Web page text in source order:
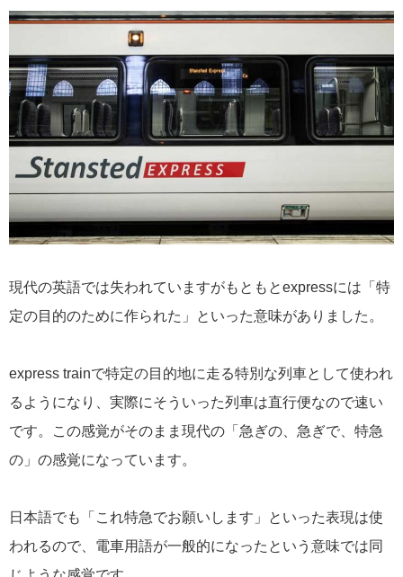
現代の英語では失われていますがもともとexpressには「特
定の目的のために作られた」といった意味がありました。
express trainで特定の目的地に走る特別な列車として使われ
るようになり、実際にそういった列車は直行便なので速い
です。この感覚がそのまま現代の「急ぎの、急ぎで、特急
の」の感覚になっています。
日本語でも「これ特急でお願いします」といった表現は使
われるので、電車用語が一般的になったという意味では同